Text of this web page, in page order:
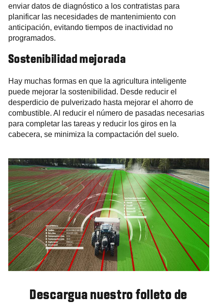
enviar datos de diagnóstico a los contratistas para
planificar las necesidades de mantenimiento con
anticipación, evitando tiempos de inactividad no
programados.
Sostenibilidad mejorada
Hay muchas formas en que la agricultura inteligente
puede mejorar la sostenibilidad. Desde reducir el
desperdicio de pulverizado hasta mejorar el ahorro de
combustible. Al reducir el número de pasadas necesarias
para completar las tareas y reducir los giros en la
cabecera, se minimiza la compactación del suelo.
Descargua nuestro folleto de